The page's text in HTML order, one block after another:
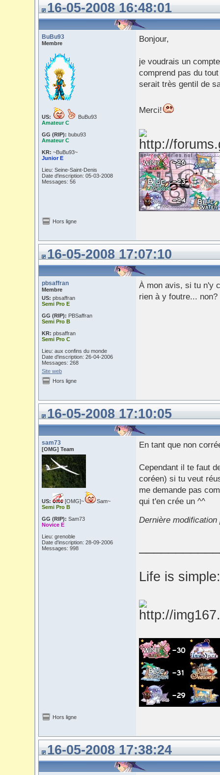
16-05-2008 16:48:01
BuBu93
Membre
US:
BuBu93
Amateur C
GG (RIP): bubu93
Amateur C
KR: ~BuBu93~
Junior E
Lieu: Seine-Saint-Denis
Date d'inscription: 05-03-2008
Messages: 56
Bonjour,
je voudrais un
comprend pas du
serait très gentil de
Merci!
Hors ligne
16-05-2008 17:07:10
pbsaffran
Membre
US: pbsaffran
Semi Pro E
GG (RIP): PBSaffran
Semi Pro B
KR: pbsaffran
Semi Pro C
Lieu: aux confins du monde
Date d'inscription: 26-04-2006
Messages: 268
Site web
À mon avis, si tu n'y
rien à y foutre... non?
Hors ligne
16-05-2008 17:10:05
sam73
[OMG] Team
US: [OMG]~
Sam~
Semi Pro B
GG (RIP): Sam73
Novice E
Lieu: grenoble
Date d'inscription: 28-09-2006
Messages: 998
En tant que non
Cependant il te faut
coréen) si tu veut
me demande pas
qui t'en crée un ^^
Dernière modification
Life is
Hors ligne
16-05-2008 17:38:24